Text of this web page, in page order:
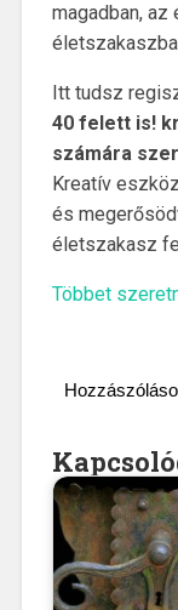
magadban,
Itt tudsz
40 felett is!
számára
Kreatív
és
életszakasz
Többet